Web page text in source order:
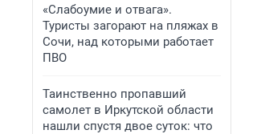
«Слабоумие и отвага».
Туристы загорают на пляжах в
Сочи, над которыми работает
ПВО
Таинственно пропавший
самолет в Иркутской области
нашли спустя двое суток: что